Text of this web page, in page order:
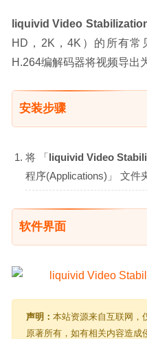
liquivid Video
HD，2K，4K）的所有常
H.264编解码器将视频导出
安装步骤
将 「liquivid Video
程序(Applications)」 文件
软件界面
声明： 本站资源来自互联网，
原著所有，如有相关内容造成